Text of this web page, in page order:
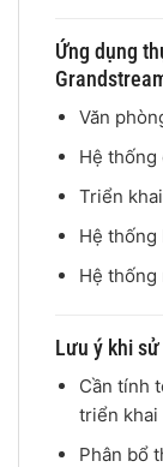
Ứng dụng
Văn
Hệ thống
Triển
Hệ thống
Hệ thống
Lưu ý khi
Cần tính
triển khai
Phân bổ